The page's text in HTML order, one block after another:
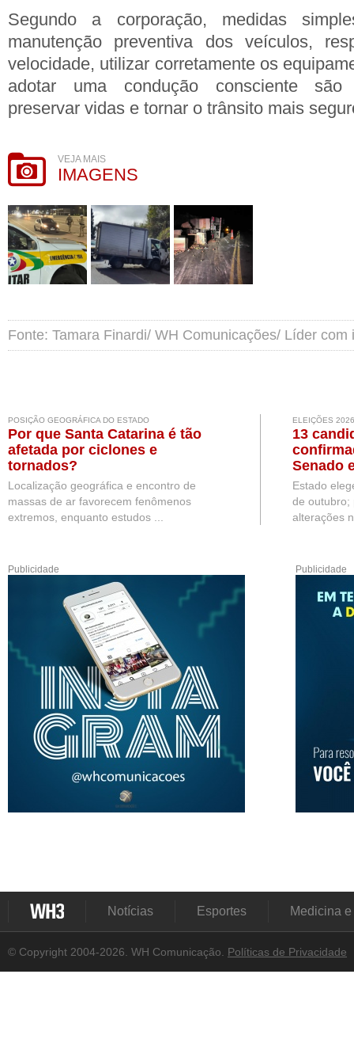
Segundo a corporação, medidas
manutenção preventiva dos veículos,
velocidade, utilizar corretamente os
adotar uma condução consciente são
preservar vidas e tornar o trânsito mais
VEJA MAIS
IMAGENS
Fonte: Tamara Finardi/ WH Comunicações/ Líder
POSIÇÃO GEOGRÁFICA DO ESTADO
Por que Santa Catarina é tão
afetada por ciclones e
tornados?
Localização geográfica e encontro de
massas de ar favorecem fenômenos
extremos, enquanto estudos ...
ELEIÇÕES 2026
13
Senado
Estado
de outubro;
alterações
Publicidade Publicidade
Notícias Esportes Medicina
© Copyright 2004-2026. WH Comunicação. Políticas de Privacidade